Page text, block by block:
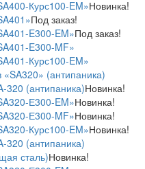
Курс100-EM»Новинка!
Под заказ!
E300-EM»Под заказ!
E300-MF»
Курс100-EM»
«SA320» (антипаника)
320 (антипаника)Новинка!
Е300-EM»Новинка!
Е300-MF»Новинка!
Курс100-EM»Новинка!
320 (антипаника)
сталь)Новинка!